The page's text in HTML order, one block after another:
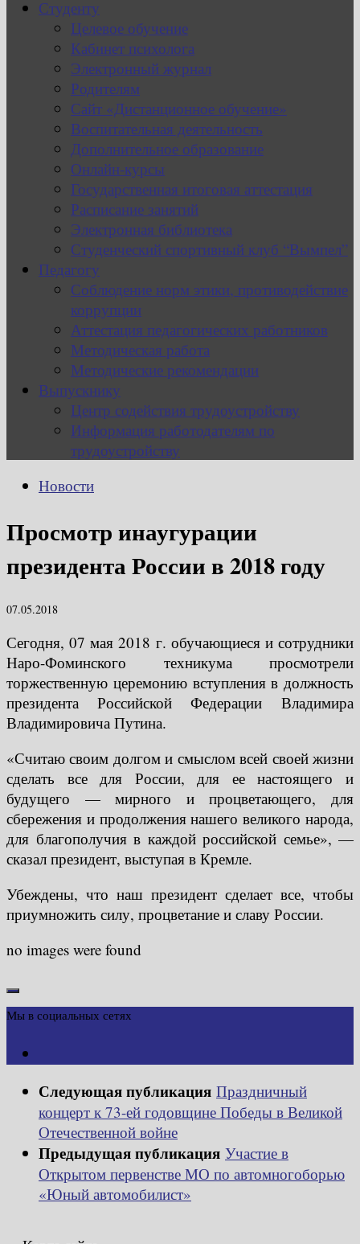
Студенту
Целевое обучение
Кабинет психолога
Электронный журнал
Родителям
Сайт «Дистанционное обучение»
Воспитательная деятельность
Дополнительное образование
Онлайн-курсы
Государственная итоговая аттестация
Расписание занятий
Электронная библиотека
Студенческий спортивный клуб “Вымпел”
Педагогу
Соблюдение норм этики, противодействие
коррупции
Аттестация педагогических работников
Методическая работа
Методические рекомендации
Выпускнику
Центр содействия трудоустройству
Информация работодателям по
трудоустройству
Новости
Просмотр инаугурации
президента России в 2018 году
07.05.2018
Сегодня, 07 мая 2018 г. обучающиеся и сотрудники
Наро-Фоминского техникума просмотрели
торжественную церемонию вступления в должность
президента Российской Федерации Владимира
Владимировича Путина.
«Считаю своим долгом и смыслом всей своей жизни
сделать все для России, для ее настоящего и
будущего — мирного и процветающего, для
сбережения и продолжения нашего великого народа,
для благополучия в каждой российской семье», —
сказал президент, выступая в Кремле.
Убеждены, что наш президент сделает все, чтобы
приумножить силу, процветание и славу России.
no images were found
Мы в социальных сетях
Следующая публикация Праздничный
концерт к 73-ей годовщине Победы в Великой
Отечественной войне
Предыдущая публикация Участие в
Открытом первенстве МО по автомногоборью
«Юный автомобилист»